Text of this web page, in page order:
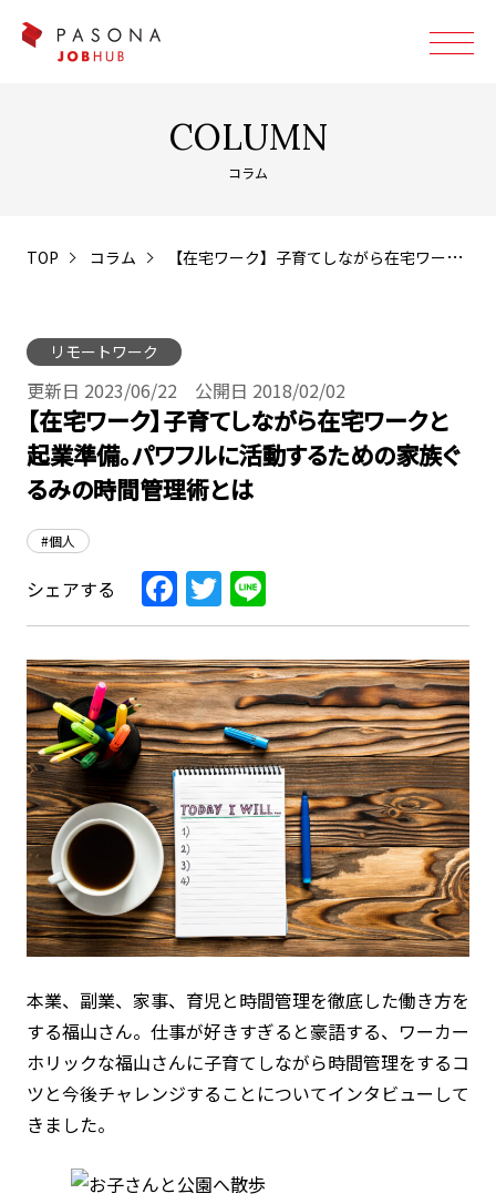
COLUMN
コラム
TOP コラム 【在宅ワーク】子育てしながら在宅ワークと起業準備。パワフルに活動するための家族ぐるみの時間管理術とは
リモートワーク
更新日 2023/06/22 公開日 2018/02/02
【在宅ワーク】子育てしながら在宅ワークと
起業準備。パワフルに活動するための家族ぐ
るみの時間管理術とは
#個人
シェアする Facebook
Twitter
Line
本業、副業、家事、育児と時間管理を徹底した働き方を
する福山さん。仕事が好きすぎると豪語する、ワーカー
ホリックな福山さんに子育てしながら時間管理をするコ
ツと今後チャレンジすることについてインタビューして
きました。